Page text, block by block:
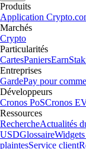
Produits
Application
Marchés
Crypto
Particularités
CartesPaniersEarn
Entreprises
GardePay pour
Développeurs
Cronos PoSCronos
Ressources
RechercheActualités
USDGlossaire
plaintesService client